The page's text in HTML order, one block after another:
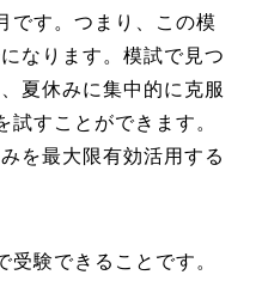
です。つまり、この模
なります。模試で見つ
夏休みに集中的に克服
試すことができます。
を最大限有効活用する
験できることです。